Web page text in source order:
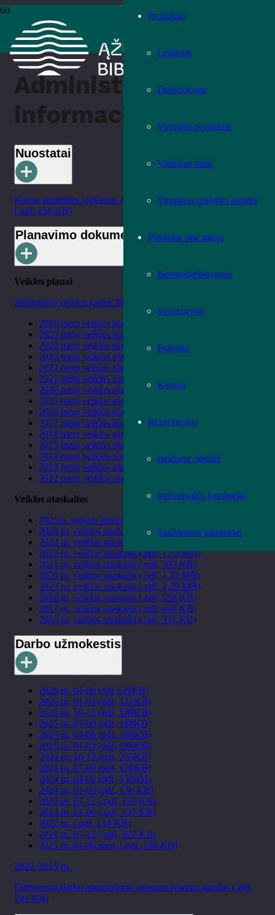
Produktai
Leidiniai
Ekspozicijos
Virtualūs produktai
Virtualus turas
Virtualios realybės patirtis
Prisijunk prie mūsų
Bendradarbiavimas
Savanorystė
Praktika
Karjera
Rezervacijos
Išradimų būstinė
Individualūs kambariai
Susibūrimų kambariai
Pradžia
›
Administracinė informacija
Administracinė
informacija
Nuostatai
Kauno apskrities viešosios Ąžuolyno bibliotekos nuostatai
(.pdf, 156 KB)
Planavimo dokumentai
Veiklos planai
Strateginės veiklos gairės 2024 – 2028 m.
2026 metų veiklos planas (.pdf, 453 KB)
2025 metų veiklos planas (.pdf, 506 KB)
2024 metų veiklos planas (.pdf, 531 KB)
2023 metų veiklos planas (.pdf, 456 KB)
2022 metų veiklos planas (.pdf, 409 KB)
2021 metų veiklos planas (.pdf, 418 KB)
2020 metų veiklos planas (.pdf, 1 MB)
2019 metų veiklos planas (.pdf, 897 KB)
2018 metų veiklos planas (.pdf, 3,1 MB)
2017 metų veiklos planas (.pdf, 9,03 MB)
2016 metų veiklos planas (.pdf, 1,87 MB)
2015 metų veiklos planas (.pdf, 2,43 MB)
2014 metų veiklos planas (.pdf, 356 KB)
2013 metų veiklos planas (.pdf, 220 KB)
2012 metų veiklos planas (.pdf, 302 KB)
Veiklos ataskaitos
2025m. veiklos ataskaita (.pdf, 1 MB)
2024 m. veiklos ataskaita (.pdf, 609 KB)
2023 m. veiklos ataskaita (.pdf, 254 KB)
2022 m. veiklos ataskaita (.pdf, 1,52 MB)
2021 m. veiklos ataskaita (.pdf, 302 KB)
2020 m. veiklos ataskaita (.pdf, 1,32 MB)
2019 m. veiklos ataskaita (.pdf, 1,29 MB)
2018 m. veiklos ataskaita (.pdf, 558 KB)
2017 m. veiklos ataskaita (.pdf, 446 KB)
2016 m. veiklos ataskaita (.pdf, 331 KB)
Darbo užmokestis
2026 m. 04-06 (pdf 229KB)
2026 m. 01-03 (pdf, 131KB)
2025 m. 10-12 (pdf, 188KB)
2025 m. 07-09 (pdf, 188KB)
2025 m. 04-06 (pdf, 188KB)
2025 m. 01-03 (pdf, 188KB)
2024 m. 10-12 (pdf, 256KB)
2024 m. 07-09 (pdf, 130KB)
2024 m. 04-06 (pdf, 130KB)
2024 m. 01-03 (pdf, 136 KB)
2023 m. 07-12 (.pdf, 136 KB).
2023 m. 01-06 (.pdf, 137 KB)
2022 m. (.pdf, 134 KB)
2021 m. 07-12 (.pdf, 327 KB)
2021 m. 01-06 mėn. (.pdf, 198 KB)
2020–2015 m.
Darbuotojų darbo apmokėjimo sistemos tvarkos aprašas (.pdf,
241 KB)